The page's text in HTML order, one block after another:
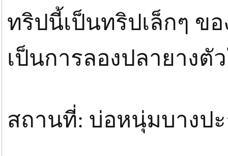
ทริปนี้เป็นทริปเล็กๆ ข
เป็นการลองปลายางตั
สถานที่: บ่อหนุ่มบางป